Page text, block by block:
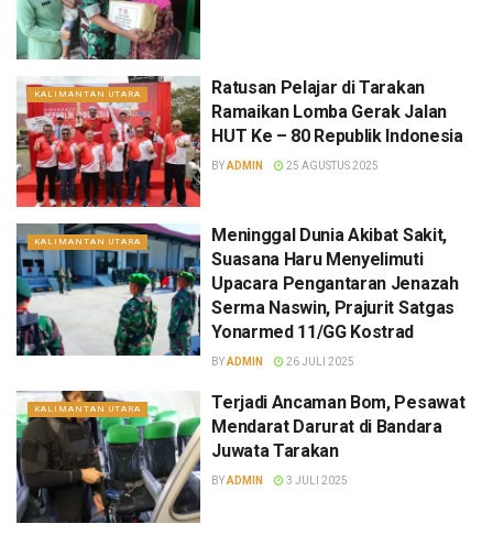
KALIMANTAN UTARA
Ratusan Pelajar di Tarakan
Ramaikan Lomba Gerak Jalan
HUT Ke – 80 Republik Indonesia
BYADMIN 25 AGUSTUS 2025
KALIMANTAN UTARA
Meninggal Dunia Akibat Sakit,
Suasana Haru Menyelimuti
Upacara Pengantaran Jenazah
Serma Naswin, Prajurit Satgas
Yonarmed 11/GG Kostrad
BYADMIN 26 JULI 2025
KALIMANTAN UTARA
Terjadi Ancaman Bom, Pesawat
Mendarat Darurat di Bandara
Juwata Tarakan
BYADMIN 3 JULI 2025